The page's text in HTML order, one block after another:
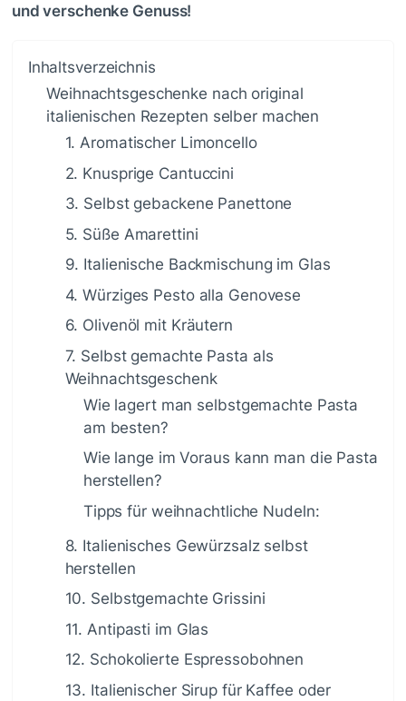
und verschenke Genuss!
Inhaltsverzeichnis
Weihnachtsgeschenke nach original
italienischen Rezepten selber machen
1. Aromatischer Limoncello
2. Knusprige Cantuccini
3. Selbst gebackene Panettone
5. Süße Amarettini
9. Italienische Backmischung im Glas
4. Würziges Pesto alla Genovese
6. Olivenöl mit Kräutern
7. Selbst gemachte Pasta als
Weihnachtsgeschenk
Wie lagert man selbstgemachte Pasta
am besten?
Wie lange im Voraus kann man die Pasta
herstellen?
Tipps für weihnachtliche Nudeln:
8. Italienisches Gewürzsalz selbst
herstellen
10. Selbstgemachte Grissini
11. Antipasti im Glas
12. Schokolierte Espressobohnen
13. Italienischer Sirup für Kaffee oder